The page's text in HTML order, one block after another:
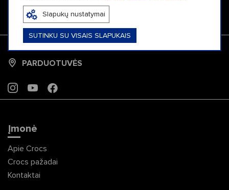
Slapukų nustatymai
SUTINKU SU VISAIS SLAPUKAIS
PRISIJUNGTI
PARDUOTUVĖS
INSTAGRAM
YOUTUBEFACEBOOK
Įmonė
Apie Crocs
Crocs pažadai
Kontaktai